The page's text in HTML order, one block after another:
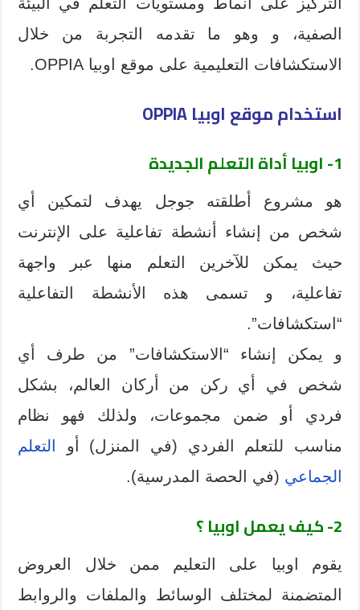
الصفية، و وهو ما تقدمه التجربة من خلال
الاستكشافات التعليمية على موقع اوبيا OPPIA.
استخدام موقع اوبيا OPPIA
1- اوبيا أداة التعلم الجديدة
هو مشروع أطلقته جوجل يهدف لتمكين أي
شخص من إنشاء أنشطة تفاعلية على الإنترنت
حيث يمكن للآخرين التعلم منها عبر واجهة
تفاعلية، و تسمى هذه الأنشطة التفاعلية
“استكشافات”.
و يمكن إنشاء “الاستكشافات” من طرف أي
شخص في أي ركن من أركان العالم، بشكل
فردي أو ضمن مجموعات، ولذلك فهو نظام
مناسب للتعلم الفردي (في المنزل) أو
التعلم
الجماعي (في الحصة المدرسية).
2- كيف يعمل اوبيا ؟
يقوم اوبيا على التعليم ممن خلال العروض
المتضمنة لمختلف الوسائط والملفات والروابط